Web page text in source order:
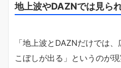
地上波やDAZNでは見ら
「地上波とDAZNだけでは
こぼしが出る」というのが現